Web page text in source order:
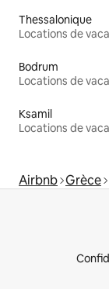
Thessalonique
Locations de
Bodrum
Locations de
Ksamil
Locations de
Airbnb Grèce